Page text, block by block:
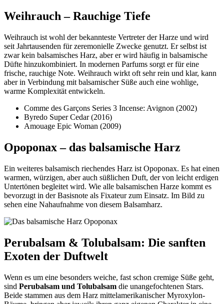
Weihrauch – Rauchige Tiefe
Weihrauch ist wohl der bekannteste Vertreter der Harze und wird
seit Jahrtausenden für zeremonielle Zwecke genutzt. Er selbst ist
zwar kein balsamisches Harz, aber er wird häufig in balsamische
Düfte hinzukombiniert. In modernen Parfums sorgt er für eine
frische, rauchige Note. Weihrauch wirkt oft sehr rein und klar, kann
aber in Verbindung mit balsamischer Süße auch eine wohlige,
warme Komplexität entwickeln.
Comme des Garçons Series 3 Incense: Avignon (2002)
Byredo Super Cedar (2016)
Amouage Epic Woman (2009)
Opoponax – das balsamische Harz
Ein weiteres balsamisch riechendes Harz ist Opoponax. Es hat einen
warmen, würzigen, aber auch süßlichen Duft, der von leicht erdigen
Untertönen begleitet wird. Wie alle balsamischen Harze kommt es
bevorzugt in der Basisnote als Fixateur zum Einsatz. Im Bild zu
sehen eine Nahaufnahme von diesem Balsamharz.
Perubalsam & Tolubalsam: Die sanften
Exoten der Duftwelt
Wenn es um eine besonders weiche, fast schon cremige Süße geht,
sind Perubalsam und Tolubalsam die unangefochtenen Stars.
Beide stammen aus dem Harz mittelamerikanischer Myroxylon-